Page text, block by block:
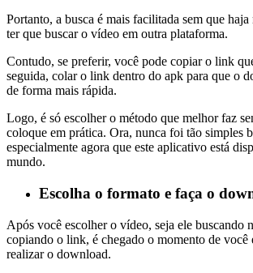
Portanto, a busca é mais facilitada sem que haja
ter que buscar o vídeo em outra plataforma.
Contudo, se preferir, você pode copiar o link
seguida, colar o link dentro do apk para que o
de forma mais rápida.
Logo, é só escolher o método que melhor faz
coloque em prática. Ora, nunca foi tão simples
especialmente agora que este aplicativo está
mundo.
Escolha o formato e faça o
Após você escolher o vídeo, seja ele buscando
copiando o link, é chegado o momento de você
realizar o download.